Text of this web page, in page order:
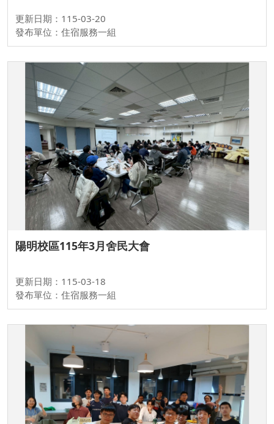
更新日期：115-03-20
發布單位：住宿服務一組
陽明校區115年3月舍民大會
更新日期：115-03-18
發布單位：住宿服務一組